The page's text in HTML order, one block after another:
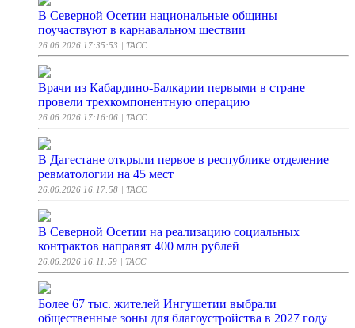
В Северной Осетии национальные общины
поучаствуют в карнавальном шествии
26.06.2026 17:35:53 | ТАСС
Врачи из Кабардино-Балкарии первыми в стране
провели трехкомпонентную операцию
26.06.2026 17:16:06 | ТАСС
В Дагестане открыли первое в республике отделение
ревматологии на 45 мест
26.06.2026 16:17:58 | ТАСС
В Северной Осетии на реализацию социальных
контрактов направят 400 млн рублей
26.06.2026 16:11:59 | ТАСС
Более 67 тыс. жителей Ингушетии выбрали
общественные зоны для благоустройства в 2027 году